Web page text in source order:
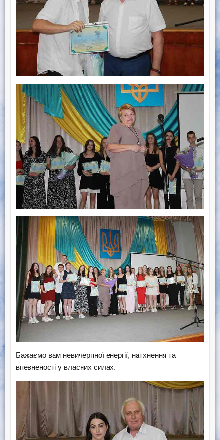
Бажаємо вам невичерпної енергії, натхнення та
впевненості у власних силах.